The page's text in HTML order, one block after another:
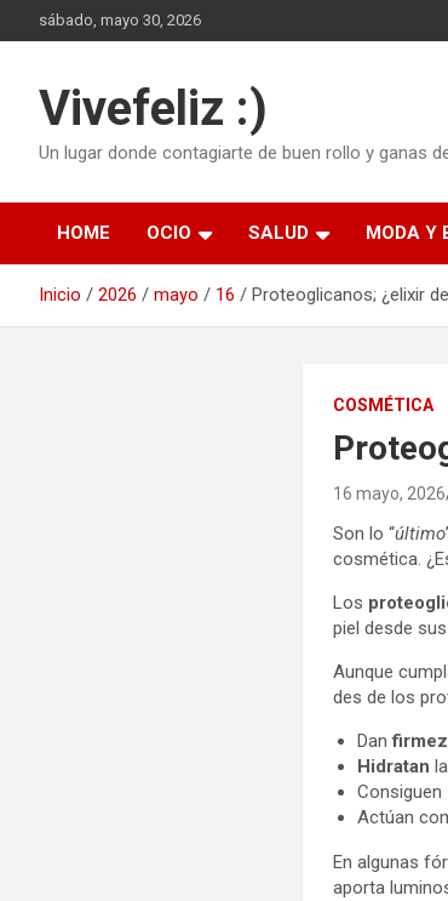
al
sábado, mayo 30, 2026
Vivefeliz :)
Un lugar donde contagiarte de buen rollo y ganas
HOME OCIO SALUD MODA Y
Inicio 2026 mayo 16 Proteoglicanos; ¿elixir
COSMÉTICA
16 mayo, 2026
Son lo “último
cosmética.
Los
piel desde
Aunque
des de los
Dan
Hidratan
Consiguen
Actúan
En algunas
aporta